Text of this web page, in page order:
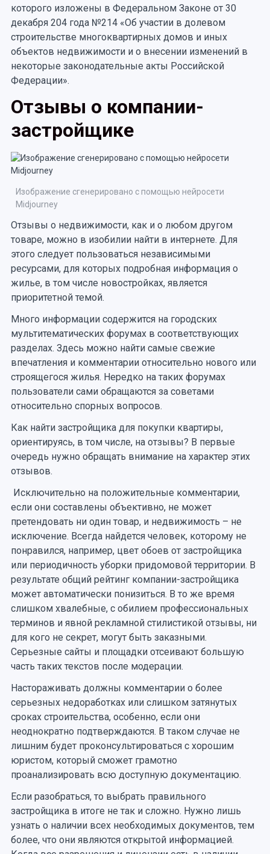
которого изложены в Федеральном Законе от 30
декабря 204 года №214 «Об участии в долевом
строительстве многоквартирных домов и иных
объектов недвижимости и о внесении изменений в
некоторые законодательные акты Российской
Федерации».
Отзывы о компании-
застройщике
Изображение сгенерировано с помощью нейросети
Midjourney
Отзывы о недвижимости, как и о любом другом
товаре, можно в изобилии найти в интернете. Для
этого следует пользоваться независимыми
ресурсами, для которых подробная информация о
жилье, в том числе новостройках, является
приоритетной темой.
Много информации содержится на городских
мультитематических форумах в соответствующих
разделах. Здесь можно найти самые свежие
впечатления и комментарии относительно нового или
строящегося жилья. Нередко на таких форумах
пользователи сами обращаются за советами
относительно спорных вопросов.
Как найти застройщика для покупки квартиры,
ориентируясь, в том числе, на отзывы? В первые
очередь нужно обращать внимание на характер этих
отзывов.
Исключительно на положительные комментарии,
если они составлены объективно, не может
претендовать ни один товар, и недвижимость – не
исключение. Всегда найдется человек, которому не
понравился, например, цвет обоев от застройщика
или периодичность уборки придомовой территории. В
результате общий рейтинг компании-застройщика
может автоматически понизиться. В то же время
слишком хвалебные, с обилием профессиональных
терминов и явной рекламной стилистикой отзывы, ни
для кого не секрет, могут быть заказными.
Серьезные сайты и площадки отсеивают большую
часть таких текстов после модерации.
Настораживать должны комментарии о более
серьезных недоработках или слишком затянутых
сроках строительства, особенно, если они
неоднократно подтверждаются. В таком случае не
лишним будет проконсультироваться с хорошим
юристом, который сможет грамотно
проанализировать всю доступную документацию.
Если разобраться, то выбрать правильного
застройщика в итоге не так и сложно. Нужно лишь
узнать о наличии всех необходимых документов, тем
более, что они являются открытой информацией.